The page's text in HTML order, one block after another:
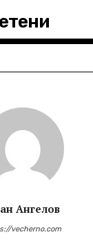
Ангелов
vecherno.com